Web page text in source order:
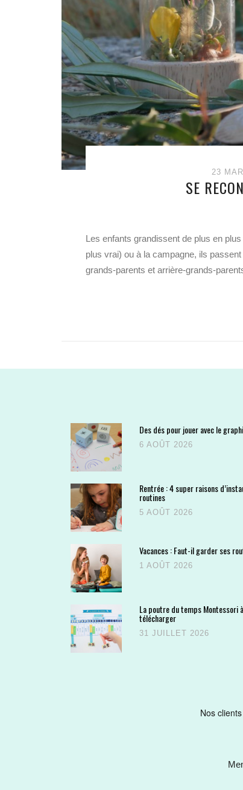
23
SE
Les enfants grandissent de plus en
plus vrai) ou à la campagne, ils
grands-parents et arrière-grands-
Des dés pour jouer avec le
6 AOÛT 2026
Rentrée : 4 super raisons
routines
5 AOÛT 2026
Vacances : Faut-il garder ses
1 AOÛT 2026
La poutre du temps Montessori à
télécharger
31 JUILLET 2026